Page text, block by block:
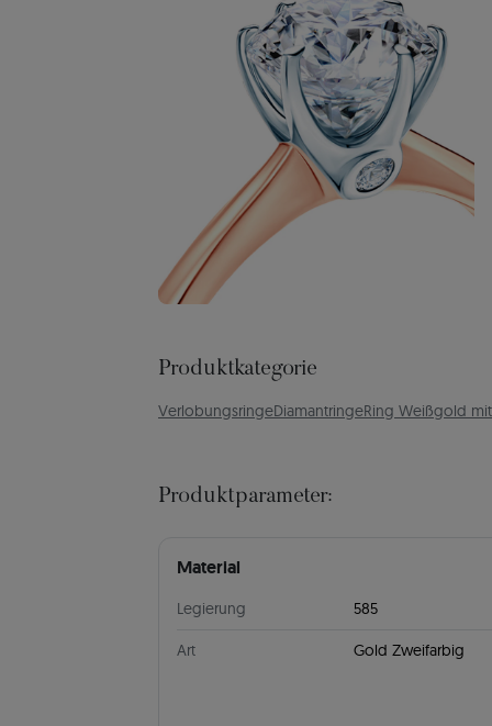
Produktkategorie
VerlobungsringeDiamantringeRing Weißgold
Produktparameter:
Material
Legierung 585
Art Gold Zweifarbig